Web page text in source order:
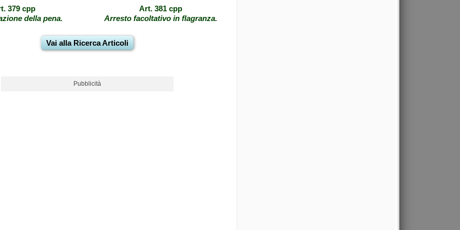
379 cpp
della pena.
Art. 381 cpp
Arresto facoltativo in flagranza.
Vai alla Ricerca Articoli
Pubblicità